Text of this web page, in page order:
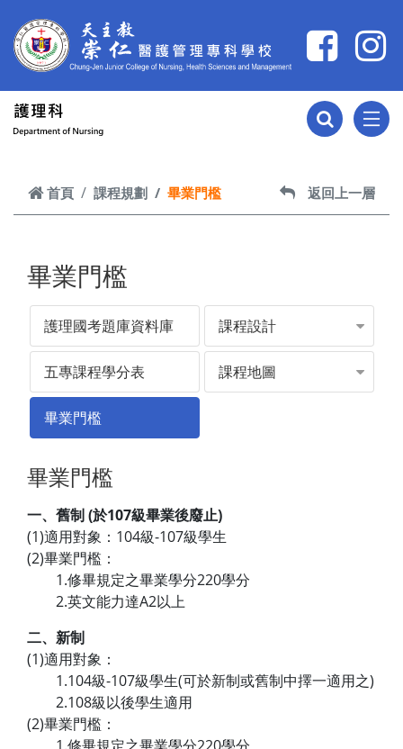
首頁 課程規劃 畢業門檻 返回上一層
畢業門檻
護理國考題庫資料庫 課程設計
五專課程學分表 課程地圖
畢業門檻
畢業門檻
一、舊制 (於107級畢業後廢止)
(1)適用對象：104級-107級學生
(2)畢業門檻：
1.修畢規定之畢業學分220學分
2.英文能力達A2以上
二、新制
(1)適用對象：
1.104級-107級學生(可於新制或舊制中擇一適用之)
2.108級以後學生適用
(2)畢業門檻：